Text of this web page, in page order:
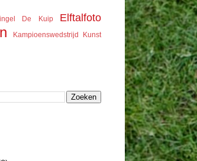
De Kuip Elftalfoto
Kampioenswedstrijd
Kunst